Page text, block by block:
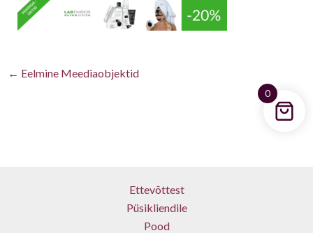
← Eelmine Meediaobjektid
Ettevõttest
Püsikliendile
Pood
0